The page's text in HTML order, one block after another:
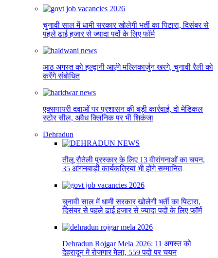
चुनावी साल में धामी सरकार खोलेगी भर्ती का पिटारा, दिसंबर से
पहले ढाई हजार से ज्यादा पदों के लिए फॉर्म
आठ अगस्त को हल्द्वानी आएंगे मल्लिकार्जुन खरगे, चुनावी रैली को
करेंगे संबोधित
एक्सपायरी दवाओं पर प्रशासन की बड़ी कार्रवाई, दो मेडिकल
स्टोर सील, अवैध क्लिनिक पर भी शिकंजा
Dehradun
तीलू रौतेली पुरस्कार के लिए 13 वीरांगनाओं का चयन,
35 आंगनबाड़ी कार्यकत्रियां भी होंगे सम्मानित
चुनावी साल में धामी सरकार खोलेगी भर्ती का पिटारा,
दिसंबर से पहले ढाई हजार से ज्यादा पदों के लिए फॉर्म
Dehradun Rojgar Mela 2026: 11 अगस्त को
देहरादून में रोजगार मेला, 559 पदों पर चयन